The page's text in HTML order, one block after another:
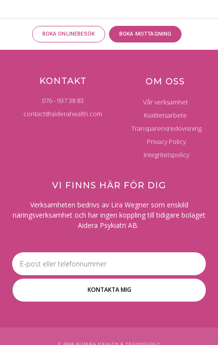
BOKA ONLINEBESÖK BOKA MOTTAGNING
KONTAKT
076 - 937 38 83
contact@aiderahealth.com
OM OSS
Vår verksamhet
Kvalitetsarbete
Transparensredovisning
Privacy Policy
Integritetspolicy
VI FINNS HÄR FÖR DIG​
Verksamheten bedrivs av Lira Wegner som enskild
näringsverksamhet och har ingen koppling till tidigare bolaget
Aidera Psykiatri AB.
Info
KONTAKTA MIG
© 2026 AIDERA HEALTH & TECHNOLOGY